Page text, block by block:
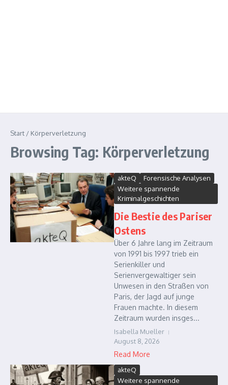
Start / Körperverletzung
Browsing Tag: Körperverletzung
akteQ
Forensische Analysen
Weitere spannende
Kriminalgeschichten
Die Bestie des Pariser
Ostens
Über 6 Jahre lang im Zeitraum
von 1991 bis 1997 trieb ein
Serienkiller und
Serienvergewaltiger sein
Unwesen in den Straßen von
Paris, der Jagd auf junge
Frauen machte. In diesem
Zeitraum wurden insges...
Isabella Mueller
August 8, 2026
Read More
akteQ
Weitere spannende